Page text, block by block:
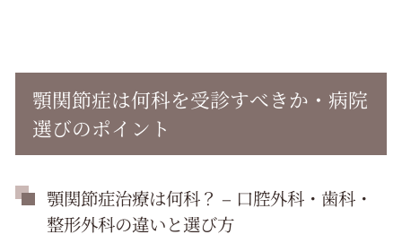
顎関節症は何科を受診すべきか・病院
選びのポイント
顎関節症治療は何科？ – 口腔外科・歯科・
整形外科の違いと選び方